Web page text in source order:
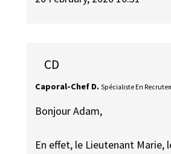
CD
Caporal-Chef D. Spécialiste En
Bonjour Adam,
En effet, le Lieutenant Marie,